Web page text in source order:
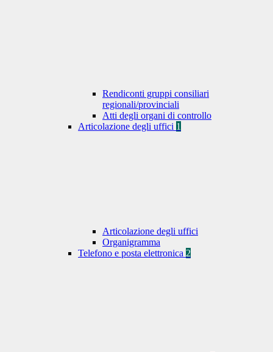
Rendiconti gruppi consiliari
regionali/provinciali
Atti degli organi di controllo
Articolazione degli uffici 1
Articolazione degli uffici
Organigramma
Telefono e posta elettronica 2